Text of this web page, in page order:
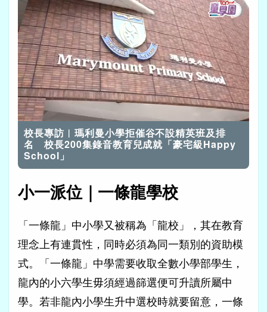
開啟音效 載
入
畢:
13.42%
校長專訪︱瑪利曼小學拒催谷不設精英班及排
名 校長200集錄音教育兒成就「豪宅級Happy
School」
小一派位｜一條龍學校
「一條龍」中小學又被稱為「龍校」，其在教育
理念上有連貫性，同時必須為同一類別的資助模
式。「一條龍」中學需要收取全數小學部學生，
龍內的小六學生毋須經過篩選便可升讀所屬中
學。若非龍內小學生升中選校時就要留意，一條